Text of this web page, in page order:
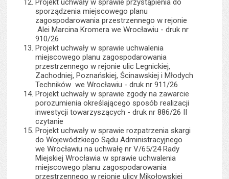
Projekt uchwały w sprawie przystąpienia do
sporządzenia miejscowego planu
zagospodarowania przestrzennego w rejonie
Alei Marcina Kromera we Wrocławiu - druk nr
910/26
Projekt uchwały w sprawie uchwalenia
miejscowego planu zagospodarowania
przestrzennego w rejonie ulic Legnickiej,
Zachodniej, Poznańskiej, Ścinawskiej i Młodych
Techników we Wrocławiu - druk nr 911/26
Projekt uchwały w sprawie zgody na zawarcie
porozumienia określającego sposób realizacji
inwestycji towarzyszących - druk nr 886/26 II
czytanie
Projekt uchwały w sprawie rozpatrzenia skargi
do Wojewódzkiego Sądu Administracyjnego
we Wrocławiu na uchwałę nr V/65/24 Rady
Miejskiej Wrocławia w sprawie uchwalenia
miejscowego planu zagospodarowania
przestrzennego w rejonie ulicy Mikołowskiej